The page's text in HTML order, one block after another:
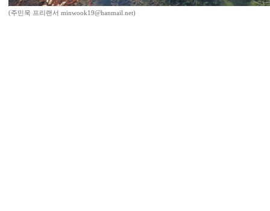
(주민욱 프리랜서 minwook19@hanmail.net)